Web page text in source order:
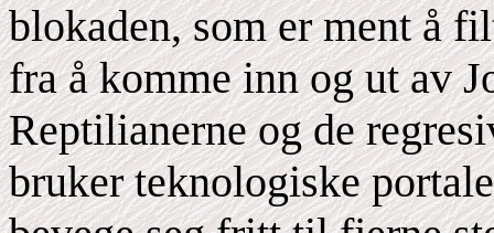
blokaden, som er ment å
fra å komme inn og ut av
Reptilianerne og de
bruker teknologiske